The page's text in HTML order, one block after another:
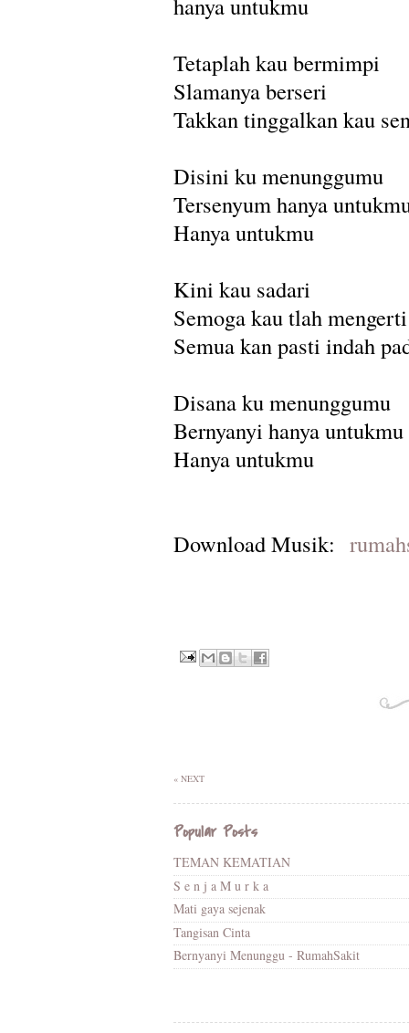
Tetaplah kau bermimpi
Slamanya berseri
Takkan tinggalkan kau
Disini ku menunggumu
Tersenyum hanya
Hanya untukmu
Kini kau sadari
Semoga kau tlah mengerti
Semua kan pasti indah
Disana ku menunggumu
Bernyanyi hanya untukmu
Hanya untukmu
Download Musik:
« NEXT
Popular Posts
TEMAN KEMATIAN
S e n j a M u r k a
Mati gaya sejenak
Tangisan Cinta
Bernyanyi Menunggu - RumahSakit